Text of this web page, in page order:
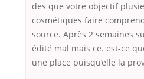
des que votre objectif
cosmétiques faire
source. Après 2 semaines
édité mal mais ce. est-ce
une place puisqu’elle la